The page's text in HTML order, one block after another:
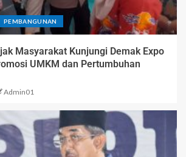
PEMBANGUNAN
Masyarakat Kunjungi Demak Expo
UMKM dan Pertumbuhan
Admin01